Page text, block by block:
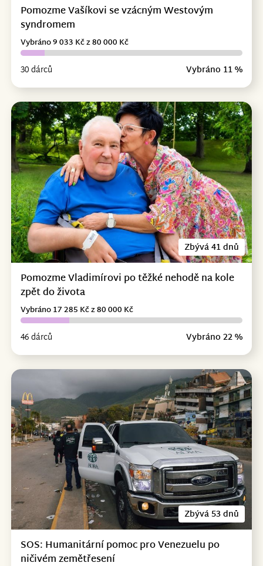
Pomozme Vašíkovi se vzácným Westovým
syndromem
30 dárců Vybráno 11 %
Vybráno 9 033 Kč z 80 000 Kč
Zbývá 41 dnů
Pomozme Vladimírovi po těžké nehodě na kole
zpět do života
46 dárců Vybráno 22 %
Vybráno 17 285 Kč z 80 000 Kč
Zbývá 53 dnů
SOS: Humanitární pomoc pro Venezuelu po
ničivém zemětřesení